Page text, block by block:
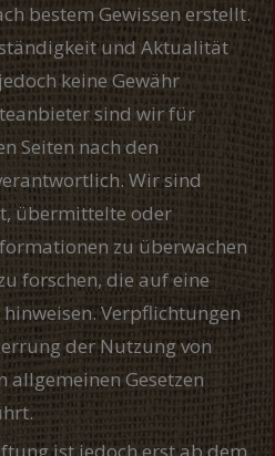
bestem Gewissen erstellt.
und Aktualität
keine Gewähr
sind wir für
Seiten nach den
Wir sind
übermittelte oder
zu überwachen
forschen, die auf eine
Verpflichtungen
der Nutzung von
Gesetzen